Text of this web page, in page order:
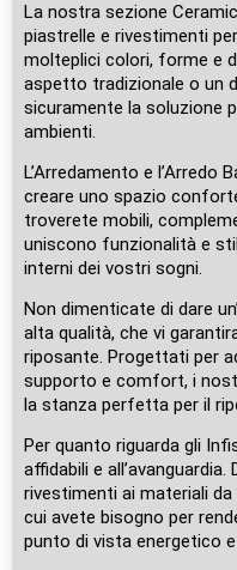
La nostra sezione
piastrelle e rivestimenti
molteplici colori, forme e
aspetto tradizionale o un
sicuramente la soluzione
ambienti.
L’Arredamento e l’Arredo
creare uno spazio
troverete mobili,
uniscono funzionalità e
interni dei vostri sogni.
Non dimenticate di dare
alta qualità, che vi
riposante. Progettati per
supporto e comfort, i
la stanza perfetta per il
Per quanto riguarda gli
affidabili e
rivestimenti ai materiali
cui avete bisogno per
punto di vista energetico